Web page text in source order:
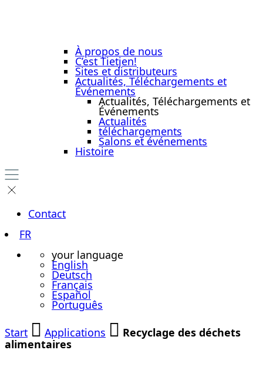
À propos de nous
C’est Tietjen!
Sites et distributeurs
Actualités, Téléchargements et
Événements
Actualités, Téléchargements et
Événements
Actualités
téléchargements
Salons et événements
Histoire
Contact
FR
your language
English
Deutsch
Français
Español
Português
Start
Applications
Recyclage des déchets
alimentaires